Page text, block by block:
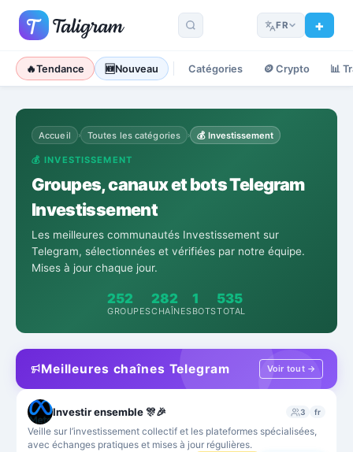
FR
🔥Tendance 🆕Nouveau Catégories 🪙 Crypto 📊
Accueil › Toutes les catégories › 💰 Investissement
💰 INVESTISSEMENT
Groupes, canaux et bots Telegram
Investissement
Les meilleures communautés Investissement sur
Telegram, sélectionnées et vérifiées par notre équipe.
Mises à jour chaque jour.
252
GROUPES
282
CHAÎNES
1
BOTS
535
TOTAL
Meilleures chaînes Telegram Voir tout →
Investir ensemble 🎊🎉 3 fr
Veille sur l’investissement collectif et les plateformes spécialisées,
avec échanges pratiques et mises à jour régulières.